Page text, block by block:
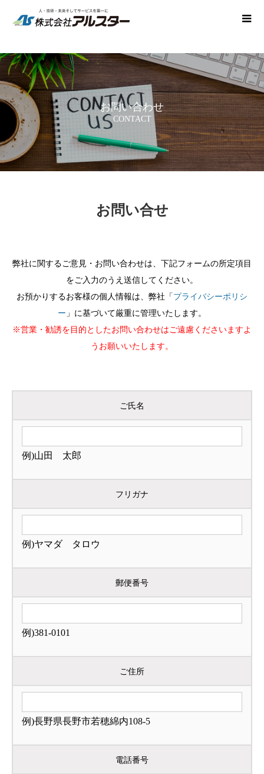
お問い合わせ
CONTACT
お問い合せ
弊社に関するご意見・お問い合わせは、下記フォームの所定項目
をご入力のうえ送信してください。
お預かりするお客様の個人情報は、弊社「 プライバシーポリシ
ー 」に基づいて厳重に管理いたします。
※営業・勧誘を目的としたお問い合わせはご遠慮くださいますよ
うお願いいたします。
ご氏名
例)山田 太郎
フリガナ
例)ヤマダ タロウ
郵便番号
例)381-0101
ご住所
例)長野県長野市若穂綿内108-5
電話番号